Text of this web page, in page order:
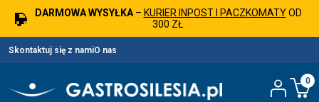
DARMOWA WYSYŁKA– KURIER INPOST I PACZKOMATYOD
300 ZŁ
Skontaktuj się z namiO nas
0